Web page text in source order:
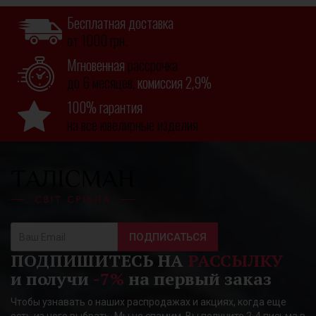
Бесплатная доставка
от 1000 грн.
Мгновенная рассрочка
до 6 месяцев, комиссия 2,9%
100% гарантия
на все ювелирные изделия
ПОДПИСАТЬСЯ
ПОДПИШИТЕСЬ НА РАССЫЛКУ
и получи -7% на первый заказ
Чтобы узнавать о наших распродажах и акциях, когда еще